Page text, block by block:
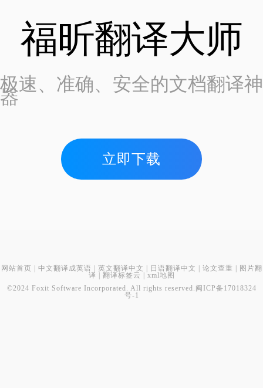
福昕翻译大师
极速、准确、安全的文档翻译神
器
立即下载
网站首页 中文翻译成英语 英文翻译中文 日语翻译中文 论文查重
图片翻
译
翻译标签云
xml地图
©2024 Foxit Software Incorporated. All rights reserved. 闽ICP备17018324
号-1